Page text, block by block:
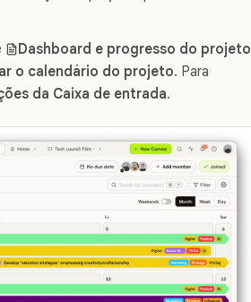
Dashboard e progresso do projeto
o calendário do projeto. Para
da Caixa de entrada.